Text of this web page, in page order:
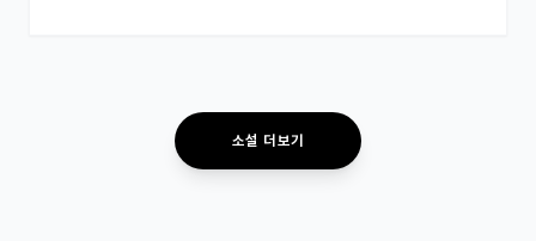
소설 더보기